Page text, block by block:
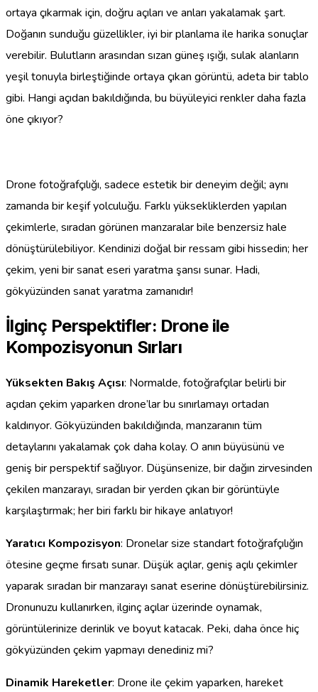
ortaya çıkarmak için, doğru açıları ve anları yakalamak şart.
Doğanın sunduğu güzellikler, iyi bir planlama ile harika sonuçlar
verebilir. Bulutların arasından sızan güneş ışığı, sulak alanların
yeşil tonuyla birleştiğinde ortaya çıkan görüntü, adeta bir tablo
gibi. Hangi açıdan bakıldığında, bu büyüleyici renkler daha fazla
öne çıkıyor?
Drone fotoğrafçılığı, sadece estetik bir deneyim değil; aynı
zamanda bir keşif yolculuğu. Farklı yüksekliklerden yapılan
çekimlerle, sıradan görünen manzaralar bile benzersiz hale
dönüştürülebiliyor. Kendinizi doğal bir ressam gibi hissedin; her
çekim, yeni bir sanat eseri yaratma şansı sunar. Hadi,
gökyüzünden sanat yaratma zamanıdır!
İlginç Perspektifler: Drone ile
Kompozisyonun Sırları
Yüksekten Bakış Açısı: Normalde, fotoğrafçılar belirli bir
açıdan çekim yaparken drone’lar bu sınırlamayı ortadan
kaldırıyor. Gökyüzünden bakıldığında, manzaranın tüm
detaylarını yakalamak çok daha kolay. O anın büyüsünü ve
geniş bir perspektif sağlıyor. Düşünsenize, bir dağın zirvesinden
çekilen manzarayı, sıradan bir yerden çıkan bir görüntüyle
karşılaştırmak; her biri farklı bir hikaye anlatıyor!
Yaratıcı Kompozisyon: Dronelar size standart fotoğrafçılığın
ötesine geçme fırsatı sunar. Düşük açılar, geniş açılı çekimler
yaparak sıradan bir manzarayı sanat eserine dönüştürebilirsiniz.
Dronunuzu kullanırken, ilginç açılar üzerinde oynamak,
görüntülerinize derinlik ve boyut katacak. Peki, daha önce hiç
gökyüzünden çekim yapmayı denediniz mi?
Dinamik Hareketler: Drone ile çekim yaparken, hareket